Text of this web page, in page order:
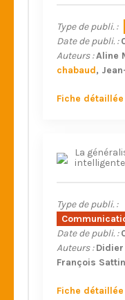
C. Dahm
Tjønneland
Y.
Amiano
Schulze
Daniel
J. Gunter
Type de publi. :
Date de publi. :
Auteurs :Aline
chabaud
Fiche détaillée
La
Type de publi. :
Date de publi. :
Auteurs : Didier
François Sattin
Fiche détaillée